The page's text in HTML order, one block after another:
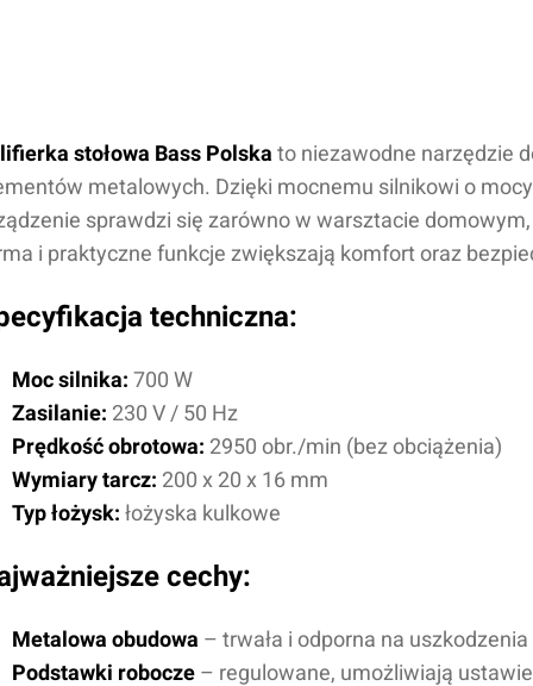
stołowa Bass Polska to niezawodne narzędzie
metalowych. Dzięki mocnemu silnikowi o
sprawdzi się zarówno w warsztacie
i praktyczne funkcje zwiększają komfort oraz
techniczna:
Moc silnika: 700 W
Zasilanie: 230 V / 50 Hz
Prędkość obrotowa: 2950 obr./min (bez obciążenia)
Wymiary tarcz: 200 x 20 x 16 mm
Typ łożysk: łożyska kulkowe
cechy:
Metalowa obudowa – trwała i odporna na uszkodzenia
Podstawki robocze – regulowane, umożliwiają